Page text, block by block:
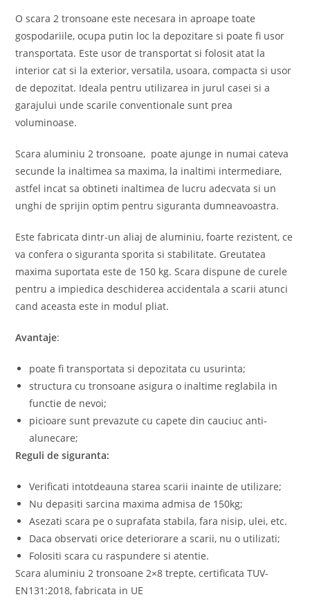
O scara 2 tronsoane este necesara in aproape toate
gospodariile, ocupa putin loc la depozitare si poate fi usor
transportata. Este usor de transportat si folosit atat la
interior cat si la exterior, versatila, usoara, compacta si usor
de depozitat. Ideala pentru utilizarea in jurul casei si a
garajului unde scarile conventionale sunt prea
voluminoase.
Scara aluminiu 2 tronsoane, poate ajunge in numai cateva
secunde la inaltimea sa maxima, la inaltimi intermediare,
astfel incat sa obtineti inaltimea de lucru adecvata si un
unghi de sprijin optim pentru siguranta dumneavoastra.
Este fabricata dintr-un aliaj de aluminiu, foarte rezistent, ce
va confera o siguranta sporita si stabilitate. Greutatea
maxima suportata este de 150 kg. Scara dispune de curele
pentru a impiedica deschiderea accidentala a scarii atunci
cand aceasta este in modul pliat.
Avantaje:
poate fi transportata si depozitata cu usurinta;
structura cu tronsoane asigura o inaltime reglabila in
functie de nevoi;
picioare sunt prevazute cu capete din cauciuc anti-
alunecare;
Reguli de siguranta:
Verificati intotdeauna starea scarii inainte de utilizare;
Nu depasiti sarcina maxima admisa de 150kg;
Asezati scara pe o suprafata stabila, fara nisip, ulei, etc.
Daca observati orice deteriorare a scarii, nu o utilizati;
Folositi scara cu raspundere si atentie.
Scara aluminiu 2 tronsoane 2×8 trepte, certificata TUV-
EN131:2018, fabricata in UE